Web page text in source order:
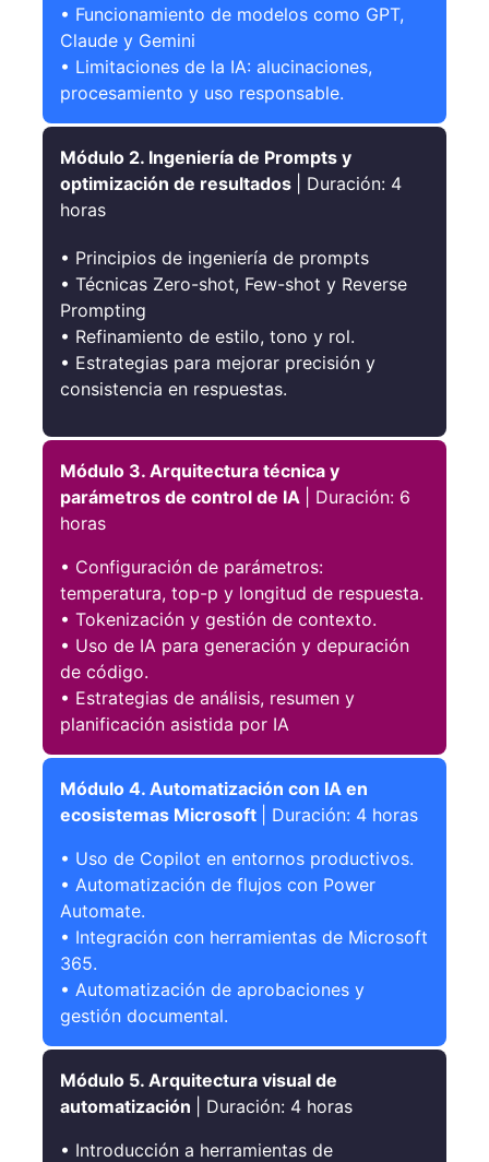
• Funcionamiento de modelos como GPT,
Claude y Gemini
• Limitaciones de la IA: alucinaciones,
procesamiento y uso responsable.
Módulo 2. Ingeniería de Prompts y
optimización de resultados
| Duración: 4
horas
• Principios de ingeniería de prompts
• Técnicas Zero-shot, Few-shot y Reverse
Prompting
• Refinamiento de estilo, tono y rol.
• Estrategias para mejorar precisión y
consistencia en respuestas.
Módulo 3. Arquitectura técnica y
parámetros de control de IA
| Duración: 6
horas
• Configuración de parámetros:
temperatura, top-p y longitud de respuesta.
• Tokenización y gestión de contexto.
• Uso de IA para generación y depuración
de código.
• Estrategias de análisis, resumen y
planificación asistida por IA
Módulo 4. Automatización con IA en
ecosistemas Microsoft
| Duración: 4 horas
• Uso de Copilot en entornos productivos.
• Automatización de flujos con Power
Automate.
• Integración con herramientas de Microsoft
365.
• Automatización de aprobaciones y
gestión documental.
Módulo 5. Arquitectura visual de
automatización
| Duración: 4 horas
• Introducción a herramientas de